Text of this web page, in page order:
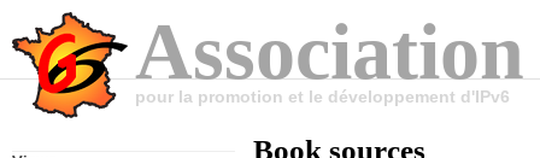
pour la promotion et le développement d'IPv6
Book sources